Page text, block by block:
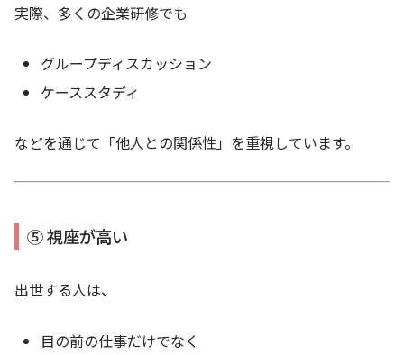
実際、多くの企業研修でも
グループディスカッション
ケーススタディ
などを通じて「他人との関係性」を重視しています。
⑤ 視座が高い
出世する人は、
目の前の仕事だけでなく